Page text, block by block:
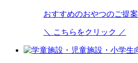
おすすめのおやつのご提案
＼ こちらをクリック ／